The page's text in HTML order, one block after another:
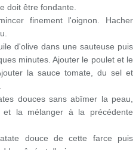
doit être fondante.
finement l'oignon. Hacher
d'olive dans une sauteuse puis
minutes. Ajouter le poulet et le
la sauce tomate, du sel et
douces sans abîmer la peau,
la mélanger à la précédente
douce de cette farce puis